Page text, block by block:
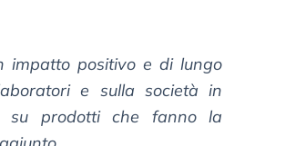
impatto positivo e di lungo
e sulla società in
su prodotti che fanno la